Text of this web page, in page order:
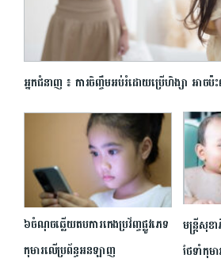
អ្នក​ជំនាញ ៖ ការ​ចិញ្ចឹម​អប់រំ​ដោយ​ប្រើហិង្សា អាច​ប៉ះពា
៦ចំណុច​ឆ្លើយតប​ការកេង​ប្រវ័ញ្ច​ផ្លូវភេទ​
កុមារ​លើប្រព័ន្ធ​អនឡាញ
មន្រ្តីសុខ
ថែទាំកុម